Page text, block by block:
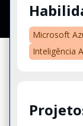
Microsoft
Inteligência